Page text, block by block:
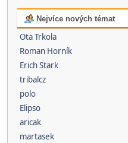
Nejvíce nových témat
Ota Trkola
Roman Horník
Erich Stark
tribalcz
polo
Elipso
aricak
martasek